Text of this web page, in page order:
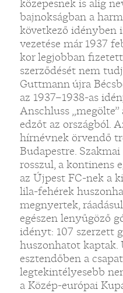
közepesnek is alig
bajnokságban a
következő idényben
vezetése már 1937
kor legjobban
szerződését nem
Guttmann újra
az 1937–1938-as
Anschluss
edzőt az országból.
hírnévnek örvendő
Budapestre.
rosszul, a kontinens
az Újpest FC-nek a
lila-fehérek
megnyertek,
egészen lenyűgöző
idényt: 107 szerzett
huszonhatot kaptak.
esztendőben a
legtekintélyesebb
a Közép-európai